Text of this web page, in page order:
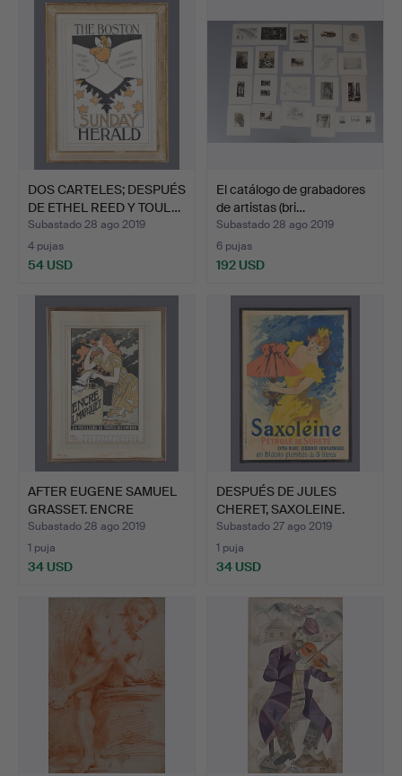
DOS CARTELES; DESPUÉS
DE ETHEL REED Y TOUL…
Subastado 28 ago 2019
4 pujas
54 USD
El catálogo de grabadores
de artistas (bri…
Subastado 28 ago 2019
6 pujas
192 USD
AFTER EUGENE SAMUEL
GRASSET. ENCRE
MARQUET.
Subastado 28 ago 2019
1 puja
34 USD
DESPUÉS DE JULES
CHERET, SAXOLEINE.
Subastado 27 ago 2019
1 puja
34 USD